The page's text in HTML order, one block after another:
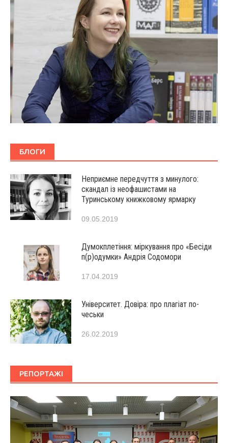
БЛОГИ
Неприємне передчуття з минулого:
скандал із неофашистами на
Туринському книжковому ярмарку
09.05.2019
Думокплетіння: міркування про «Бесіди
п(р)одумки» Андрія Содомори
17.04.2019
Університет. Довіра: про плагіат по-
чеськи
26.02.2019
РЕПОРТАЖІ